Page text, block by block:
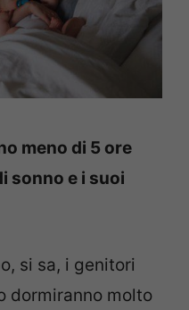
meno di 5 ore
sonno e i suoi
si sa, i genitori
dormiranno molto